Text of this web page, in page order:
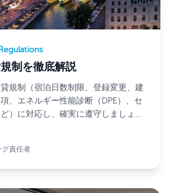
制を徹底解説
規制（宿泊日数制限、登録変更、建
、エネルギー性能診断（DPE）、セ
）に対応し、確実に遵守しましょ
グ責任者